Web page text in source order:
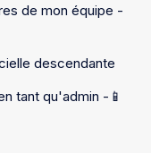
de mon équipe -
descendante
tant qu'admin -📱